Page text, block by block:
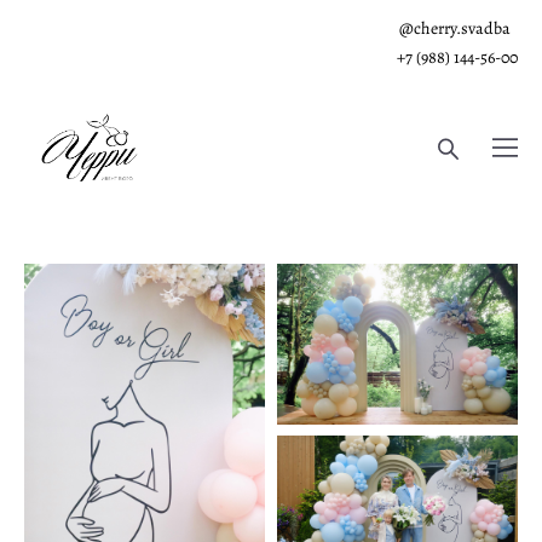
@cherry.svadba
+7 (988) 144-56-00